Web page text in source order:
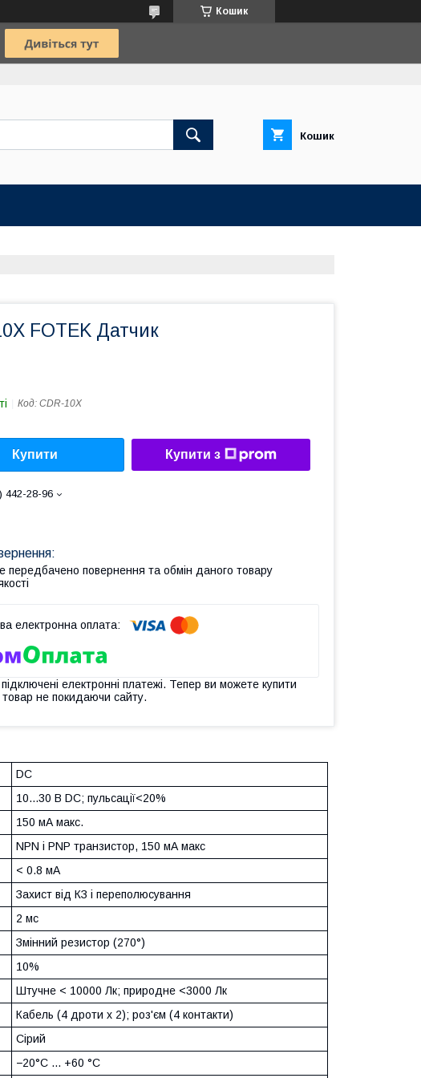
Кошик
Кошик
FOTEK Датчик
Код: CDR-10X
Купити Купити з
442-28-96
передбачено повернення та обмін даного товару
підключені електронні платежі. Тепер ви можете купити
не покидаючи сайту.
DC
10...30 В DC; пульсації<20%
150 мА макс.
NPN і PNP транзистор, 150 мА макс
< 0.8 мА
Захист від КЗ і переполюсування
2 мс
Змінний резистор (270°)
10%
Штучне < 10000 Лк; природне <3000 Лк
Кабель (4 дроти х 2); роз'єм (4 контакти)
Сірий
−20°С ... +60 °C